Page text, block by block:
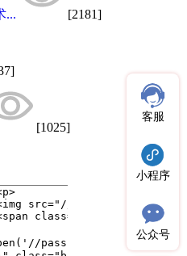
... [2181]
[1025]
客服
小程序
公众号